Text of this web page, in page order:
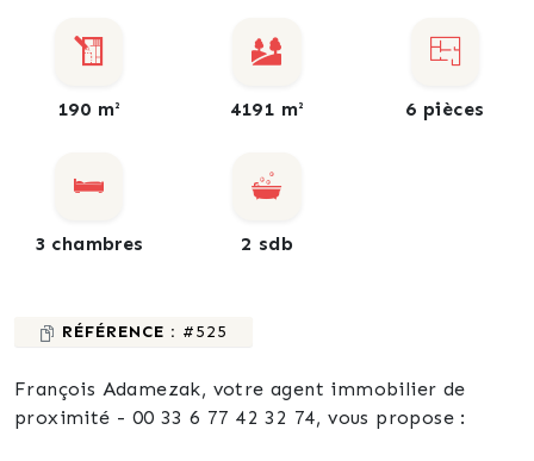
190 m² 4191 m² 6 pièces
3 chambres 2 sdb
RÉFÉRENCE : #525
François Adamezak, votre agent immobilier de
proximité - 00 33 6 77 42 32 74, vous propose :